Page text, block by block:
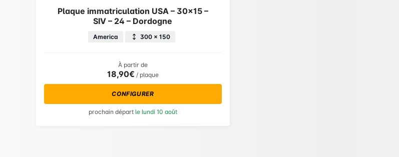
Plaque immatriculation USA – 30×15 –
SIV – 24 – Dordogne
America 300 × 150
À partir de
18,90€ / plaque
CONFIGURER
prochain départ le lundi 10 août